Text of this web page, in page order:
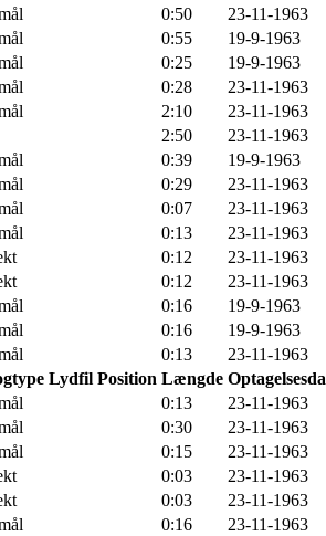
0:50
23-11-1963
0:55
19-9-1963
0:25
19-9-1963
0:28
23-11-1963
2:10
23-11-1963
2:50
23-11-1963
0:39
19-9-1963
0:29
23-11-1963
0:07
23-11-1963
0:13
23-11-1963
0:12
23-11-1963
0:12
23-11-1963
0:16
19-9-1963
0:16
19-9-1963
0:13
23-11-1963
Lydfil Position Længde
0:13
23-11-1963
0:30
23-11-1963
0:15
23-11-1963
0:03
23-11-1963
0:03
23-11-1963
0:16
23-11-1963